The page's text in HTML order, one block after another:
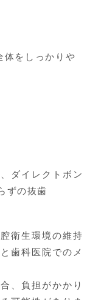
体をしっかりや
ダイレクトボン
ずの抜歯
衛生環境の維持
歯科医院でのメ
、負担がかかり